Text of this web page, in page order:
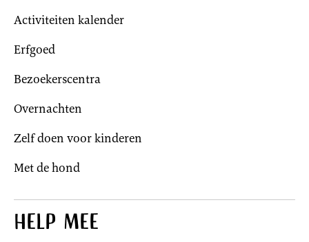
Activiteiten kalender
Erfgoed
Bezoekerscentra
Overnachten
Zelf doen voor kinderen
Met de hond
Help mee